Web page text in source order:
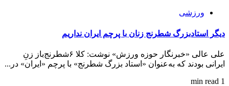
ورزشی
دیگر استادبزرگ شطرنج زنان با پرچم ایران نداریم
علی عالی «خبرنگار حوزه ورزش» نوشت: کلا ۶شطرنج‌باز زنِ
ایرانی بودند که به‌عنوان «استاد بزرگ شطرنج» با پرچم «ایران» در...
1 min read